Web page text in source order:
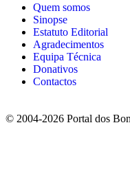
Quem somos
Sinopse
Estatuto Editorial
Agradecimentos
Equipa Técnica
Donativos
Contactos
© 2004-2026 Portal dos